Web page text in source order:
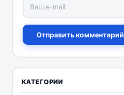
Отправить комментарий
КАТЕГОРИИ